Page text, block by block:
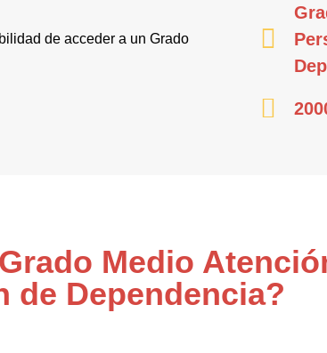
de acceder a un Grado
Medio
de Dependencia?